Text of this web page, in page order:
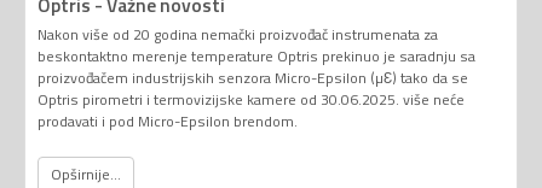
Nakon više od 20 godina nemački proizvođač instrumenata za
beskontaktno merenje temperature Optris prekinuo je saradnju sa
proizvođačem industrijskih senzora Micro-Epsilon (µƐ) tako da se
Optris pirometri i termovizijske kamere od 30.06.2025. više neće
prodavati i pod Micro-Epsilon brendom.
Opširnije...